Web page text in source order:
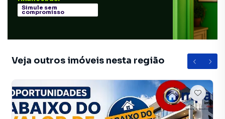
Simule sem
compromisso
Veja outros imóveis nesta região